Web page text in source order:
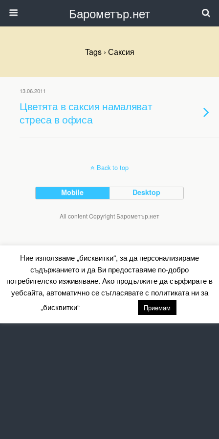
Барометър.нет
Tags › Саксия
13.06.2011
Цветята в саксия намаляват
стреса в офиса
Back to top
Mobile Desktop
All content Copyright Барометър.нет
Ние използваме „бисквитки“, за да персонализираме
съдържанието и да Ви предоставяме по-добро
потребителско изживяване. Ако продължите да сърфирате в
уебсайта, автоматично се съгласявате с политиката ни за
„бисквитки“
Приемам